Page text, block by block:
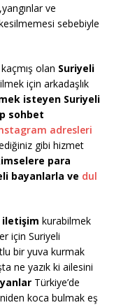
ve
sebebiyle
olan Suriyeli
için arkadaşlık
isteyen Suriyeli
sohbet
adresleri
gibi hizmet
para
bayanlarla ve dul
iletişim kurabilmek
için Suriyeli
bir yuva kurmak
ne yazık ki ailesini
Türkiye’de
koca bulmak eş